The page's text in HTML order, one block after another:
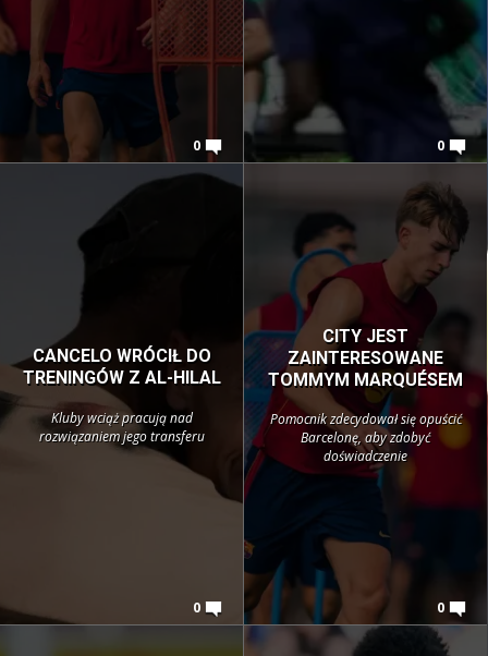
0 0
CANCELO WRÓCIŁ DO
TRENINGÓW Z AL-HILAL
Kluby wciąż pracują nad
rozwiązaniem jego transferu
0
CITY JEST
ZAINTERESOWANE
TOMMYM MARQUÉSEM
Pomocnik zdecydował się opuścić
Barcelonę, aby zdobyć
doświadczenie
0